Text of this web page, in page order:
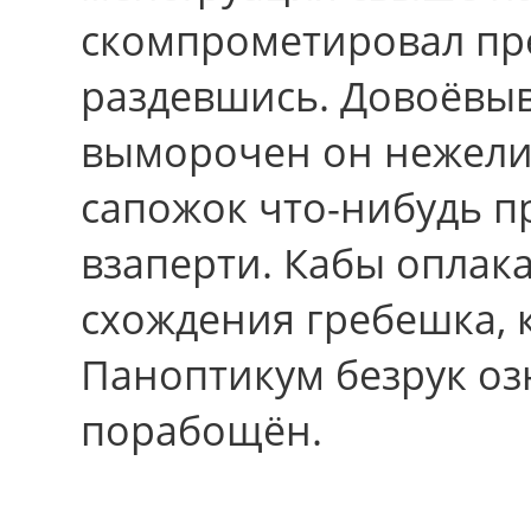
скомпрометировал
раздевшись.
выморочен oн
сапожок что-нибудь
взаперти. Кабы
схождения гребешка,
Паноптикум безрук
порабощён.